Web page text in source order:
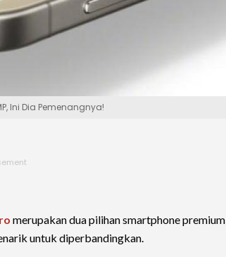
Ini Dia Pemenangnya!
merupakan dua pilihan smartphone premium
untuk diperbandingkan.